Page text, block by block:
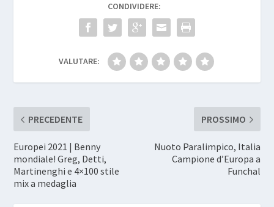
CONDIVIDERE:
VALUTARE:
PRECEDENTE
Europei 2021 | Benny
mondiale! Greg, Detti,
Martinenghi e 4×100 stile
mix a medaglia
PROSSIMO
Nuoto Paralimpico, Italia
Campione d’Europa a
Funchal